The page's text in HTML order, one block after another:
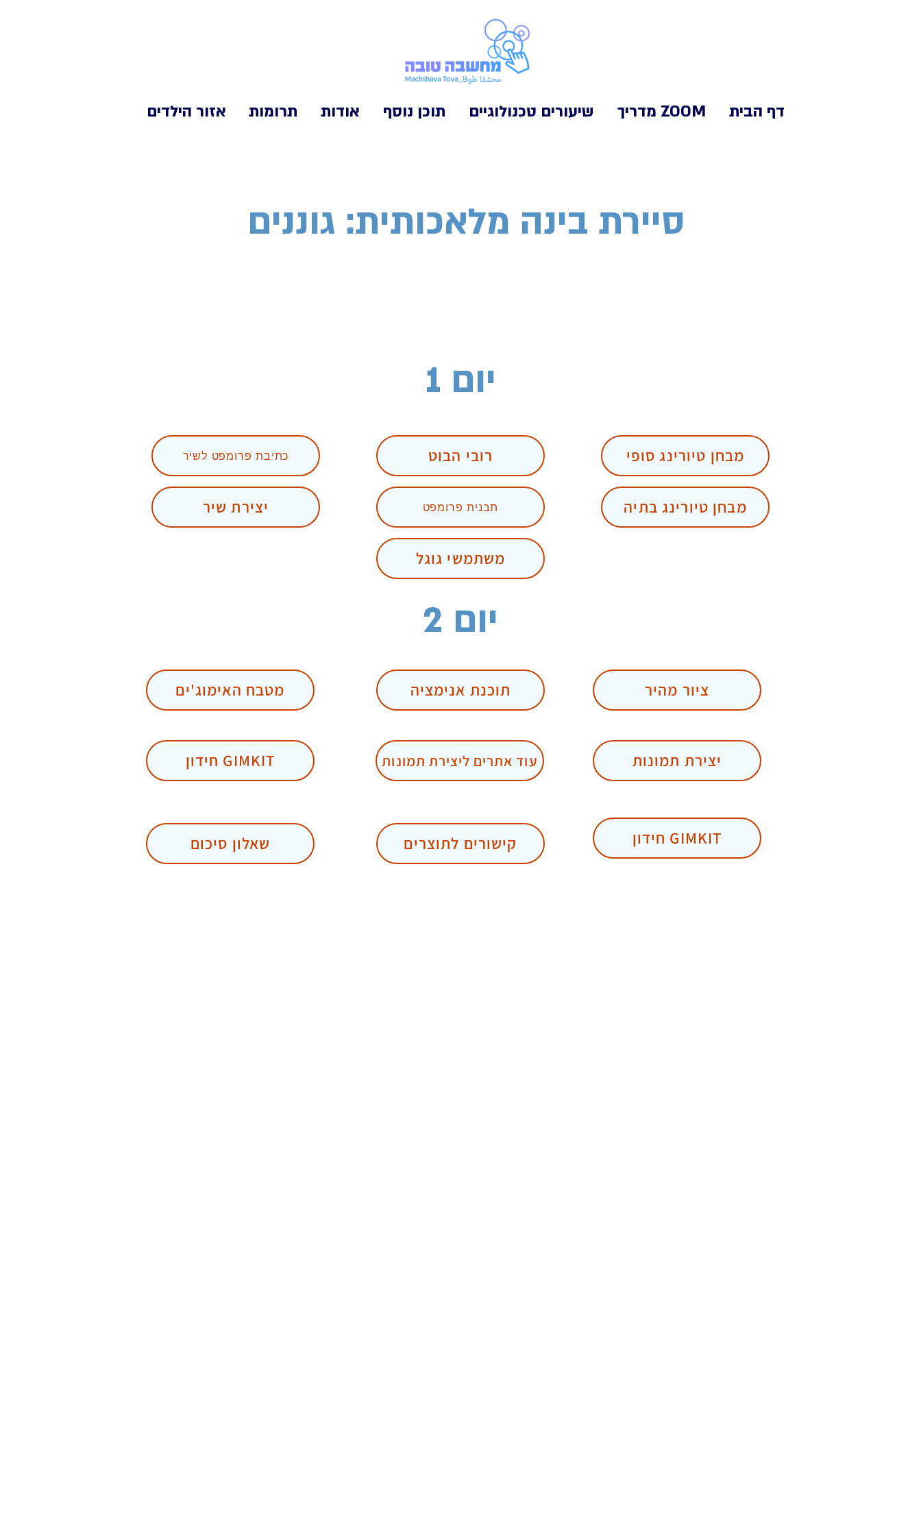
דף הבית ZOOM מדריך שיעורים טכנולוגיים תוכן נוסף אודות תרומות אזור הילדים
סיירת בינה מלאכותית: גוננים
יום 1
כתיבת פרומפט לשיר
יצירת שיר
רובי הבוט
תבנית פרומפט
מבחן טיורינג סופי
מבחן טיורינג בתיה
משתמשי גוגל
יום 2
מטבח האימוג'ים
חידון GIMKIT
שאלון סיכום
תוכנת אנימציה
עוד אתרים ליצירת תמונות
ציור מהיר
יצירת תמונות
קישורים לתוצרים חידון GIMKIT